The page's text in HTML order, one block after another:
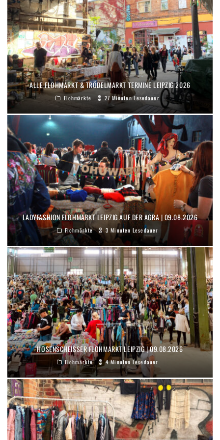
ALLE FLOHMARKT & TRÖDELMARKT TERMINE LEIPZIG 2026
Flohmärkte 27 Minuten Lesedauer
LADYFASHION FLOHMARKT LEIPZIG AUF DER AGRA | 09.08.2026
Flohmärkte 3 Minuten Lesedauer
HOSENSCHEISSER FLOHMARKT LEIPZIG | 09.08.2026
Flohmärkte 4 Minuten Lesedauer